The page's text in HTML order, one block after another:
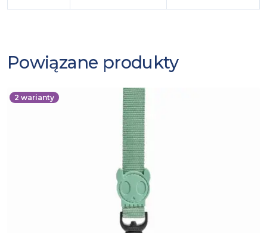
Powiązane produkty
2 warianty